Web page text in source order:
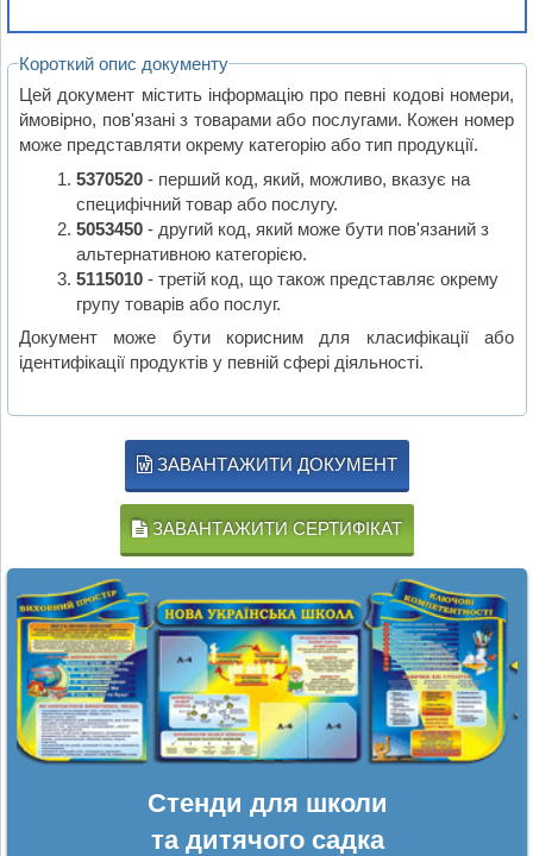
Короткий опис документу
Цей документ містить інформацію про певні кодові номери,
ймовірно, пов'язані з товарами або послугами. Кожен номер
може представляти окрему категорію або тип продукції.
5370520- перший код, який, можливо, вказує на
специфічний товар або послугу.
5053450- другий код, який може бути пов'язаний з
альтернативною категорією.
5115010- третій код, що також представляє окрему
групу товарів або послуг.
Документ може бути корисним для класифікації або
ідентифікації продуктів у певній сфері діяльності.
ЗАВАНТАЖИТИ ДОКУМЕНТ
ЗАВАНТАЖИТИ СЕРТИФІКАТ
Стенди для школи
та дитячого садка